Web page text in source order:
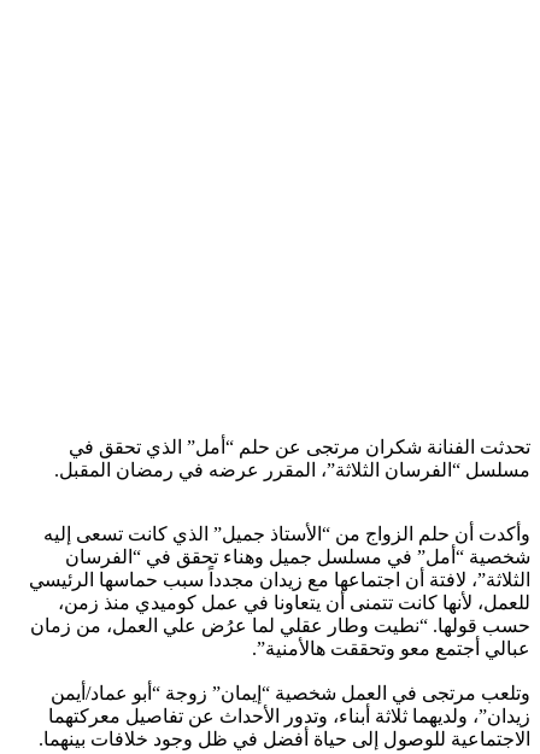
تحدثت الفنانة شكران مرتجى عن حلم “أمل” الذي تحقق في
مسلسل “الفرسان الثلاثة”، المقرر عرضه في رمضان المقبل.
وأكدت أن حلم الزواج من “الأستاذ جميل” الذي كانت تسعى إليه
شخصية “أمل” في مسلسل جميل وهناء تحقق في “الفرسان
الثلاثة”، لافتة أن اجتماعها مع زيدان مجدداً سبب حماسها الرئيسي
للعمل، لأنها كانت تتمنى أن يتعاونا في عمل كوميدي منذ زمن،
حسب قولها. “نطيت وطار عقلي لما عرُض علي العمل، من زمان
عبالي أجتمع معو وتحققت هالأمنية”.
وتلعب مرتجى في العمل شخصية “إيمان” زوجة “أبو عماد/أيمن
زيدان”، ولديهما ثلاثة أبناء، وتدور الأحداث عن تفاصيل معركتهما
الاجتماعية للوصول إلى حياة أفضل في ظل وجود خلافات بينهما.